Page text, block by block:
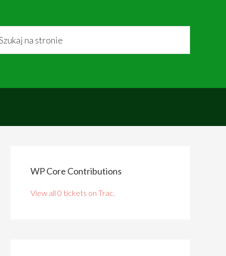
WP Core Contributions
View all 0 tickets on Trac.